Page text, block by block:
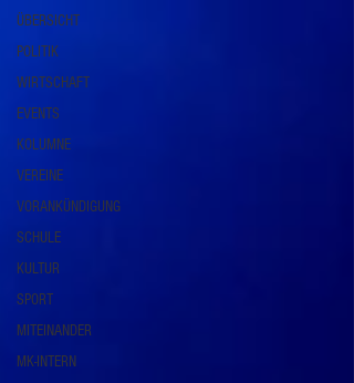
ÜBERSICHT
POLITIK
WIRTSCHAFT
EVENTS
KOLUMNE
VEREINE
VORANKÜNDIGUNG
SCHULE
KULTUR
SPORT
MITEINANDER
MK-INTERN